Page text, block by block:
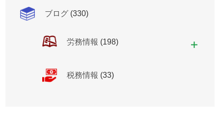
ブログ (330)
労務情報 (198)
税務情報 (33)